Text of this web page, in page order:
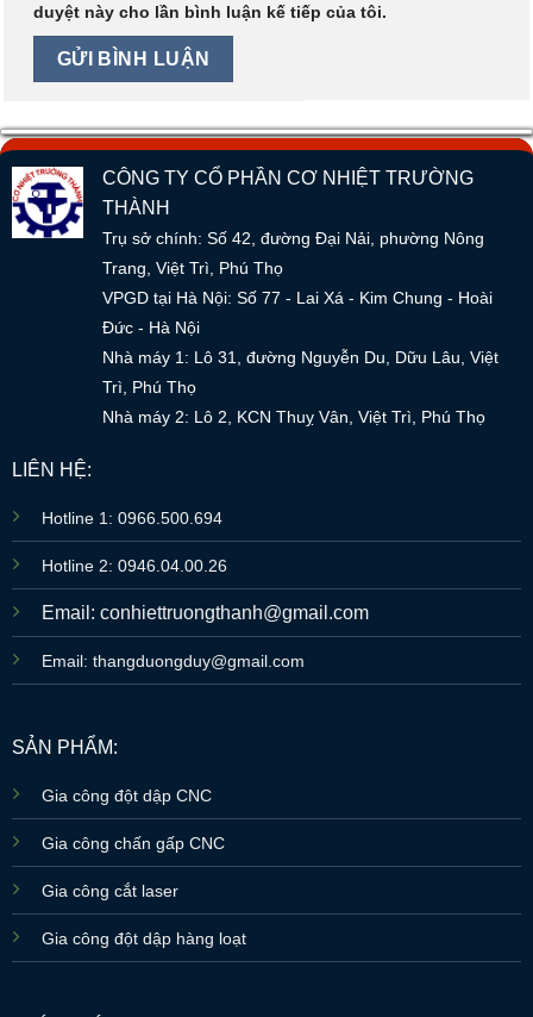
duyệt này cho lần bình luận kế tiếp của tôi.
CÔNG TY CỔ PHẦN CƠ NHIỆT TRƯỜNG
THÀNH
Trụ sở chính: Số 42, đường Đại Nải, phường Nông
Trang, Việt Trì, Phú Thọ
VPGD tại Hà Nội: Số 77 - Lai Xá - Kim Chung - Hoài
Đức - Hà Nội
Nhà máy 1: Lô 31, đường Nguyễn Du, Dữu Lâu, Việt
Trì, Phú Thọ
Nhà máy 2: Lô 2, KCN Thuỵ Vân, Việt Trì, Phú Thọ
LIÊN HỆ:
Hotline 1: 0966.500.694
Hotline 2: 0946.04.00.26
Email: conhiettruongthanh@gmail.com
Email: thangduongduy@gmail.com
SẢN PHẨM:
Gia công đột dập CNC
Gia công chấn gấp CNC
Gia công cắt laser
Gia công đột dập hàng loạt